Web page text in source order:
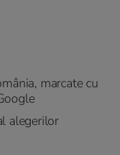
marcate cu
alegerilor